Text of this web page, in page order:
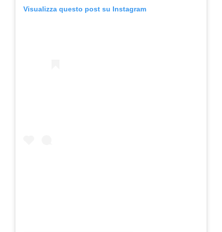
Visualizza questo post su Instagram